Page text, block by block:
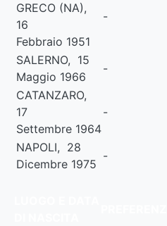
GRECO (NA),
16
Febbraio 1951
-
SALERNO, 15
Maggio 1966
-
CATANZARO,
17
Settembre 1964
-
NAPOLI, 28
Dicembre 1975
-